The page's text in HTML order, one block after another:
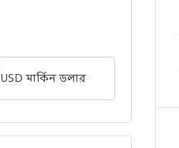
USD মার্কিন ডলার